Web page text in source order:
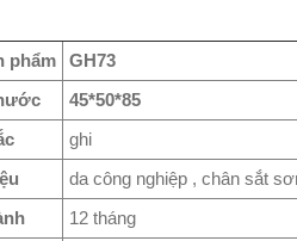
phẩm
GH73
45*50*85
ghi
da công nghiệp , chân sắt
12 tháng